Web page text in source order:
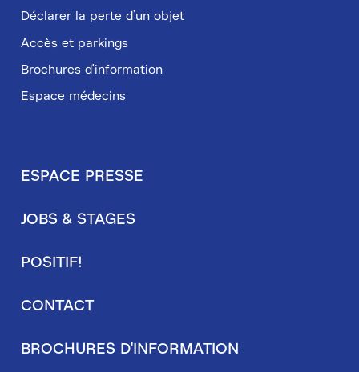
Déclarer la perte d’un objet
Accès et parkings
Brochures d'information
Espace médecins
de
page
ESPACE PRESSE
JOBS & STAGES
POSITIF!
CONTACT
BROCHURES D'INFORMATION